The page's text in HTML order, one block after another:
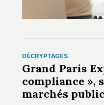
DÉCRYPTAGES
Grand Paris
compliance »,
marchés